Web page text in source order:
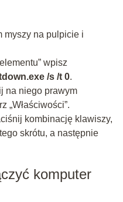
myszy na pulpicie i
wpisz
/s /t 0.
na niego prawym
„Właściwości”.
kombinację klawiszy,
skrótu, a następnie
komputer